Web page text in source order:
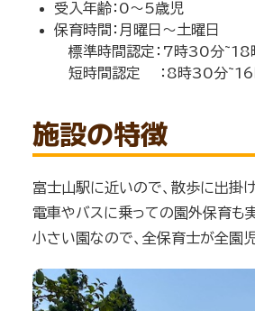
受入年齢：0～5歳児
保育時間：月曜日～土曜日
標準時間認定：7時30分
短時間認定 ：8時30分
施設の特徴
富士山駅に近いので、散歩に出掛
電車やバスに乗っての園外保育も
小さい園なので、全保育士が全園